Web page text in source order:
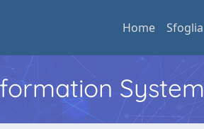
Home Sfoglia
System